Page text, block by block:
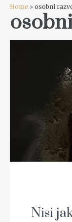
Home > osobni
Nisi